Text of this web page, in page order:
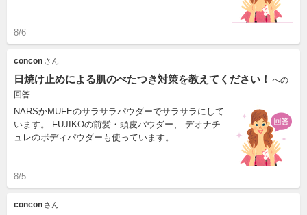
8/6
concon さん
日焼け止めによる肌のべたつき対策を教えてください！ への
回答
NARSかMUFEのサラサラパウダーでサラサラにして
います。 FUJIKOの前髪・頭皮パウダー、 デオナチ
ュレのボディパウダーも使っています。
8/5
concon さん